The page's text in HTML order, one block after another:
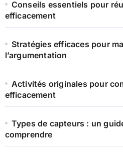
Conseils essentiels pour
efficacement
Stratégies efficaces pour
l’argumentation
Activités originales pour
efficacement
Types de capteurs : un
comprendre